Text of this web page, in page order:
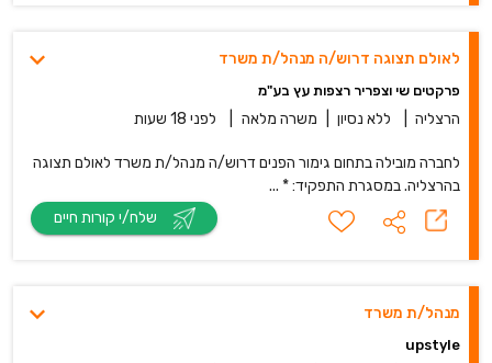
לאולם תצוגה דרוש/ה מנהל/ת משרד
פרקטים שי וצפריר רצפות עץ בע"מ
הרצליה ללא נסיון משרה מלאה לפני 18 שעות
לחברה מובילה בתחום גימור הפנים דרוש/ה מנהל/ת משרד לאולם תצוגה
בהרצליה. במסגרת התפקיד: * ...
מנהל/ת משרד
upstyle